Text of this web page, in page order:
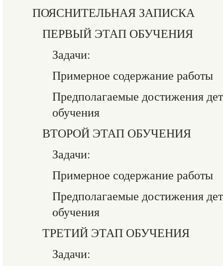
ПОЯСНИТЕЛЬНАЯ ЗАПИСКА
ПЕРВЫЙ ЭТАП ОБУЧЕНИЯ
Задачи:
Примерное содержание работы
Предполагаемые достижения
обучения
ВТОРОЙ ЭТАП ОБУЧЕНИЯ
Задачи:
Примерное содержание работы
Предполагаемые достижения
обучения
ТРЕТИЙ ЭТАП ОБУЧЕНИЯ
Задачи: